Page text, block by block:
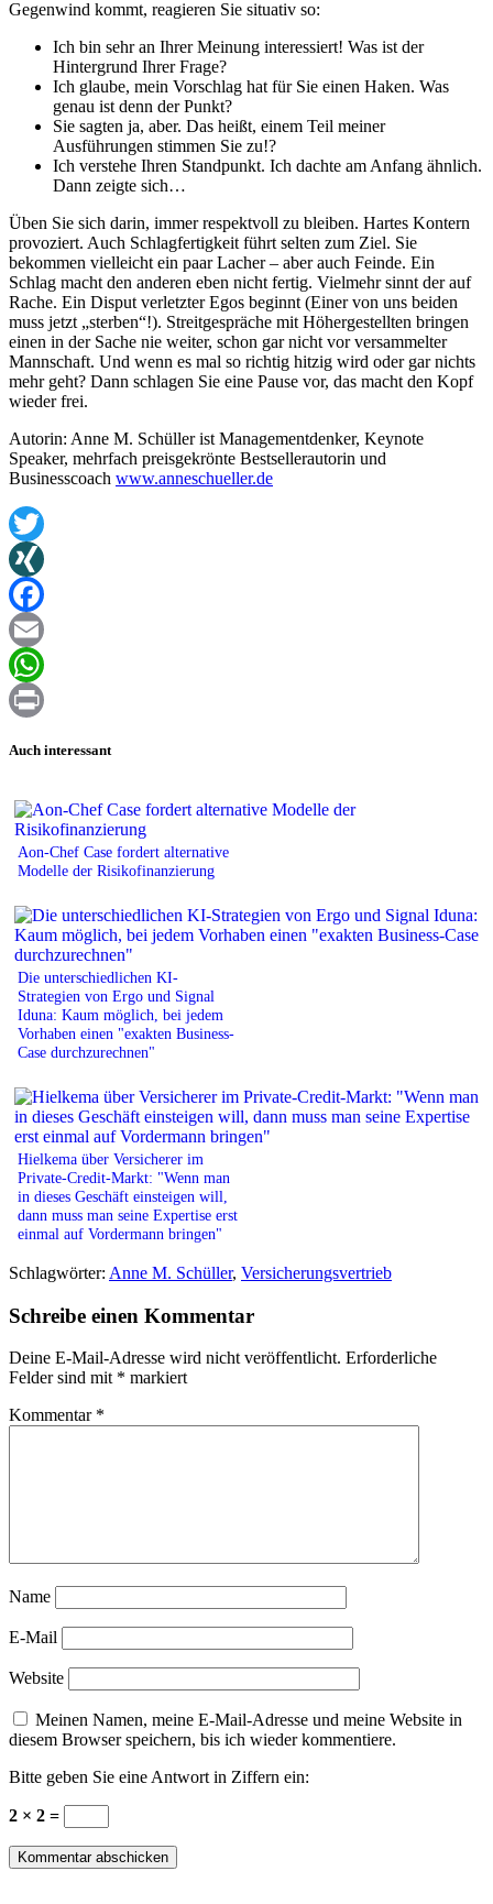
Gegenwind kommt, reagieren Sie situativ so:
Ich bin sehr an Ihrer Meinung interessiert! Was ist der
Hintergrund Ihrer Frage?
Ich glaube, mein Vorschlag hat für Sie einen Haken. Was
genau ist denn der Punkt?
Sie sagten ja, aber. Das heißt, einem Teil meiner
Ausführungen stimmen Sie zu!?
Ich verstehe Ihren Standpunkt. Ich dachte am Anfang ähnlich.
Dann zeigte sich…
Üben Sie sich darin, immer respektvoll zu bleiben. Hartes Kontern
provoziert. Auch Schlagfertigkeit führt selten zum Ziel. Sie
bekommen vielleicht ein paar Lacher – aber auch Feinde. Ein
Schlag macht den anderen eben nicht fertig. Vielmehr sinnt der auf
Rache. Ein Disput verletzter Egos beginnt (Einer von uns beiden
muss jetzt „sterben“!). Streitgespräche mit Höhergestellten bringen
einen in der Sache nie weiter, schon gar nicht vor versammelter
Mannschaft. Und wenn es mal so richtig hitzig wird oder gar nichts
mehr geht? Dann schlagen Sie eine Pause vor, das macht den Kopf
wieder frei.
Autorin: Anne M. Schüller ist Managementdenker, Keynote
Speaker, mehrfach preisgekrönte Bestsellerautorin und
Businesscoach www.anneschueller.de
Twitter
XING
Facebook
Email
WhatsApp
Auch interessant
Aon-Chef Case fordert alternative
Modelle der Risikofinanzierung
Die unterschiedlichen KI-
Strategien von Ergo und Signal
Iduna: Kaum möglich, bei jedem
Vorhaben einen "exakten Business-
Case durchzurechnen"
Hielkema über Versicherer im
Private-Credit-Markt: "Wenn man
in dieses Geschäft einsteigen will,
dann muss man seine Expertise erst
einmal auf Vordermann bringen"
Schlagwörter: Anne M. Schüller, Versicherungsvertrieb
Schreibe einen Kommentar
Deine E-Mail-Adresse wird nicht veröffentlicht. Erforderliche
Felder sind mit * markiert
Kommentar *
Name
E-Mail
Website
Meinen Namen, meine E-Mail-Adresse und meine Website in
diesem Browser speichern, bis ich wieder kommentiere.
Bitte geben Sie eine Antwort in Ziffern ein:
2 × 2 =